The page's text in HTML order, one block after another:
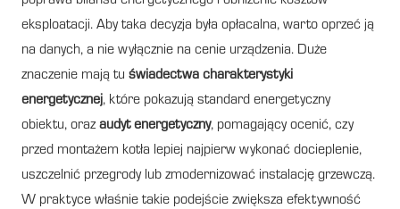
eksploatacji. Aby taka decyzja była opłacalna, warto oprzeć ją
na danych, a nie wyłącznie na cenie urządzenia. Duże
znaczenie mają tu świadectwa charakterystyki
energetycznej, które pokazują standard energetyczny
obiektu, oraz audyt energetyczny, pomagający ocenić, czy
przed montażem kotła lepiej najpierw wykonać docieplenie,
uszczelnić przegrody lub zmodernizować instalację grzewczą.
W praktyce właśnie takie podejście zwiększa efektywność